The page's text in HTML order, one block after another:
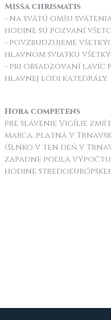
Missa chrismatis
- na svätú omšu
hodine sú pozvaní
- povzbudzujeme
hlavnom sviatku
- pri obsadzovaní lavíc
hlavnej lodi katedrály.
Hora competens
pre slávenie Vigílie
marca, platná v
(Slnko v ten deň v
zapadne podľa výpočtu
hodine